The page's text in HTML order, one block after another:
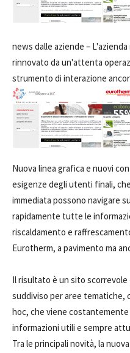
news dalle aziende –
rinnovato da un'attenta
strumento di interazione
Nuova linea grafica e nuovi
esigenze degli utenti finali,
immediata possono navigare
rapidamente tutte le
riscaldamento e
Eurotherm, a pavimento ma
Il risultato è un sito
suddiviso per aree tematiche,
hoc, che viene
informazioni utili e sempre
Tra le principali novità, la